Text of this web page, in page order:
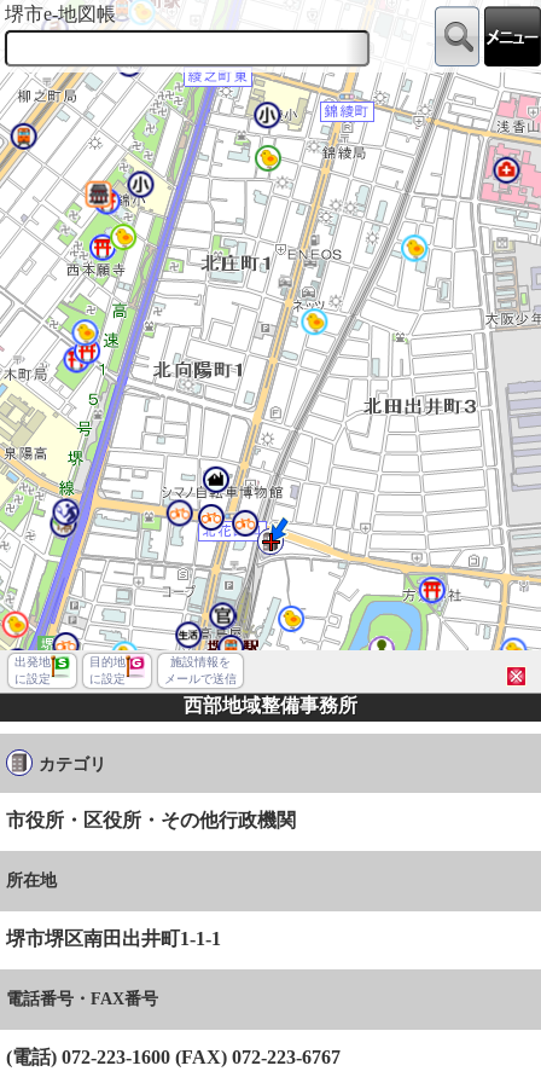
堺市堺区南田出井町１丁
堺市e-地図帳
出発地
に設定
目的地
に設定
施設情報を
メールで送信
西部地域整備事務所
カテゴリ
市役所・区役所・その他行政機関
所在地
堺市堺区南田出井町1-1-1
電話番号・FAX番号
(電話) 072-223-1600 (FAX) 072-223-6767